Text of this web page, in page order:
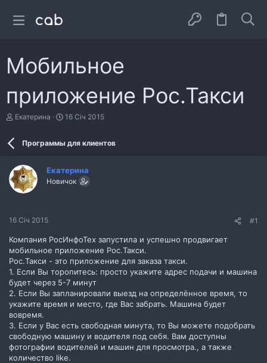
Мобильное
приложение Рос.Такси
А
т
е
м
и
Екатерина
Д
а
в
о
16 Січ 2015
Программы для клиентов
Екатерина
Новичок
16 Січ 2015 #1
Компания РосИнфоТех запустила и успешно продвигает
мобильное приложение Рос.Такси.
Рос.Такси - это приложение для заказа такси.
1. Если Вы торопитесь: просто укажите адрес подачи и машина
будет через 5-7 минут
2. Если Вы запланировали выезд на определённое время, то
укажите время и место, где Вас забрать. Машина будет
вовремя.
3. Если у Вас есть свободная минута, то Вы можете подобрать
свободную машину и водителя под себя. Вам доступны
фотографии водителей и машин для просмотра., а также
количество like.